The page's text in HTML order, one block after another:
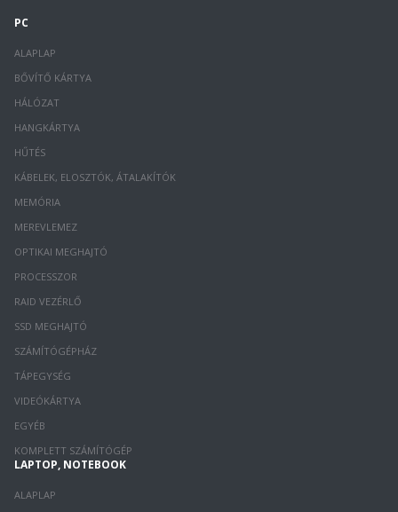
PC
ALAPLAP
BŐVÍTŐ KÁRTYA
HÁLÓZAT
HANGKÁRTYA
HŰTÉS
KÁBELEK, ELOSZTÓK, ÁTALAKÍTÓK
MEMÓRIA
MEREVLEMEZ
OPTIKAI MEGHAJTÓ
PROCESSZOR
RAID VEZÉRLŐ
SSD MEGHAJTÓ
SZÁMÍTÓGÉPHÁZ
TÁPEGYSÉG
VIDEÓKÁRTYA
EGYÉB
KOMPLETT SZÁMÍTÓGÉP
LAPTOP, NOTEBOOK
ALAPLAP